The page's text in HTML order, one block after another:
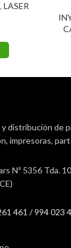
, LASER
y distribución de
impresoras,
Nª 5356 Tda.
461 / 994 023